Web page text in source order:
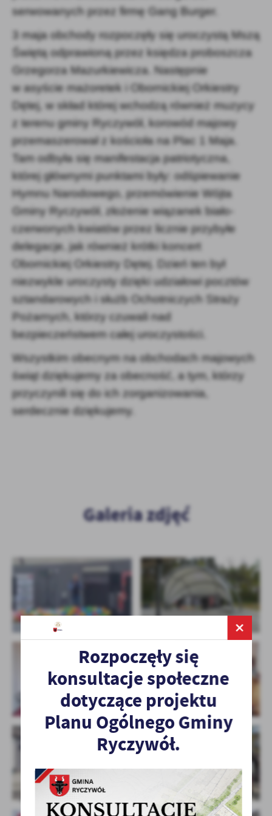
serwowanych przez firmę Gang Burger.
3 maja obchody rozpoczęły się uroczystą Mszą
Świętą odprawioną przez księdza proboszcza
Grzegorza Mazurkiewicza. Następnie
w asyście mażoretek i Obornickiej Orkiestry
Dętej, w skład której wchodzą również muzycy
z terenu gminy Ryczywół, korowód majowy
przemaszerował z kościoła na Plac 1 Maja.
Tam odbyła się manifestacja patriotyczna,
której głównymi punktami były: odśpiewanie
Hymnu Narodowego, przemówienie Wójta
Gminy Ryczywół, złożenie wiązanek biało-
czerwonych kwiatów przez licznie przybyłe
delegacje, jak również krótki koncert
Obornickiej Orkiestry Dętej. Dzień ten był
niezwykle uroczysty dzięki udziałowi pocztów
sztandarowych i służb Ochotniczych Straży
Pożarnych, którzy czuwali nad
bezpieczeństwem całej uroczystości.
Wszystkim obecnym na obchodach majowych
świąt dziękujemy za obecność, a tym, którzy
przyczynili się do ich zorganizowania,
serdecznie dziękujemy.
Galeria zdjęć
Rozpoczęły się
konsultacje społeczne
dotyczące projektu
Planu Ogólnego Gminy
Ryczywół.